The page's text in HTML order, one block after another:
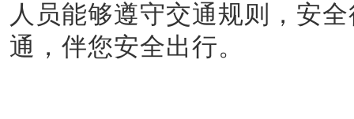
人员能够遵守交通规则，安
通，伴您安全出行。